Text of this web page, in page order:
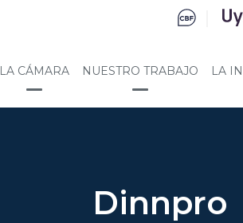
LA CÁMARA NUESTRO TRABAJO LA
Dinnpro